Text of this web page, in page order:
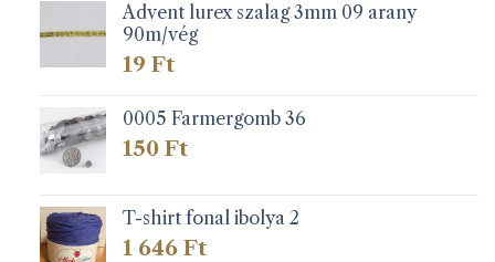
Advent lurex szalag 3mm 09 arany
90m/vég
19 Ft
0005 Farmergomb 36
150 Ft
T-shirt fonal ibolya 2
1 646 Ft